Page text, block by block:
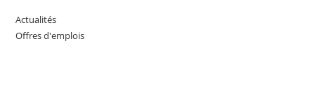
Actualités
Offres d'emplois